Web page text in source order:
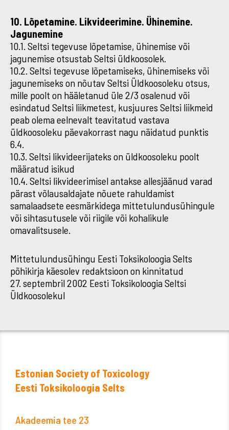
10. Lõpetamine. Likvideerimine. Ühinemine.
Jagunemine
10.1. Seltsi tegevuse lõpetamise, ühinemise või
jagunemise otsustab Seltsi üldkoosolek.
10.2. Seltsi tegevuse lõpetamiseks, ühinemiseks või
jagunemiseks on nõutav Seltsi Üldkoosoleku otsus,
mille poolt on hääletanud üle 2/3 osalenud või
esindatud Seltsi liikmetest, kusjuures Seltsi liikmeid
peab olema eelnevalt teavitatud vastava
üldkoosoleku päevakorrast nagu näidatud punktis
6.4.
10.3. Seltsi likvideerijateks on üldkoosoleku poolt
määratud isikud
10.4. Seltsi likvideerimisel antakse allesjäänud varad
pärast võlausaldajate nõuete rahuldamist
samalaadsete eesmärkidega mittetulundusühingule
või sihtasutusele või riigile või kohalikule
omavalitsusele.
Mittetulundusühingu Eesti Toksikoloogia Selts
põhikirja käesolev redaktsioon on kinnitatud
27. septembril 2002 Eesti Toksikoloogia Seltsi
Üldkoosolekul
Estonian Society of Toxicology
Eesti Toksikoloogia Selts
Akadeemia tee 23